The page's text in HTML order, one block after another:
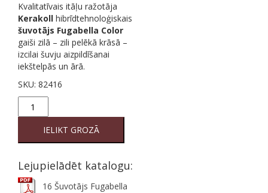
Kvalitatīvais itāļu ražotāja
Kerakoll hibrīdtehnoloģiskais
šuvotājs Fugabella Color
gaiši zilā – zili pelēkā krāsā –
izcilai šuvju aizpildīšanai
iekštelpās un ārā.
SKU: 82416
Šuvotājs
Fugabella
3kg
quantity
IELIKT GROZĀ
Lejupielādēt katalogu:
16 Šuvotājs Fugabella